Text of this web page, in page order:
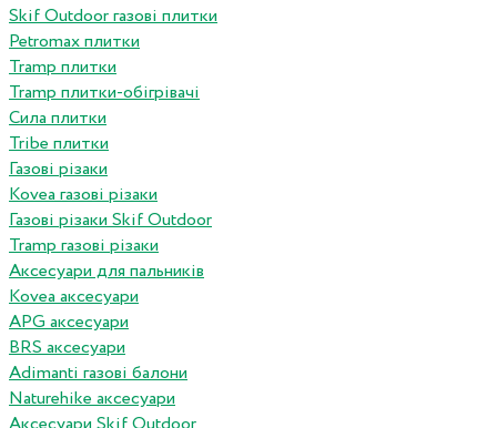
Skif Outdoor газові плитки
Petromax плитки
Tramp плитки
Tramp плитки-обігрівачі
Сила плитки
Tribe плитки
Газові різаки
Kovea газові різаки
Газові різаки Skif Outdoor
Tramp газові різаки
Аксесуари для пальників
Kovea аксесуари
APG аксесуари
BRS аксесуари
Adimanti газові балони
Naturehike аксесуари